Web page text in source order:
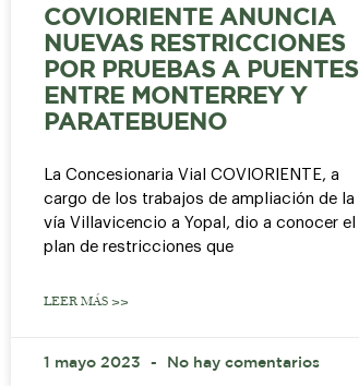
COVIORIENTE ANUNCIA
NUEVAS RESTRICCIONES
POR PRUEBAS A PUENTES
ENTRE MONTERREY Y
PARATEBUENO
La Concesionaria Vial COVIORIENTE, a
cargo de los trabajos de ampliación de la
vía Villavicencio a Yopal, dio a conocer el
plan de restricciones que
LEER MÁS >>
1 mayo 2023 No hay comentarios